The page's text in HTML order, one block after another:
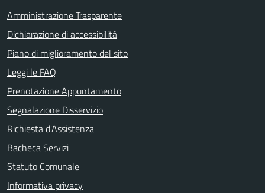
Amministrazione Trasparente
Dichiarazione di accessibilità
Piano di miglioramento del sito
Leggi le FAQ
Prenotazione Appuntamento
Segnalazione Disservizio
Richiesta d'Assistenza
Bacheca Servizi
Statuto Comunale
Informativa privacy